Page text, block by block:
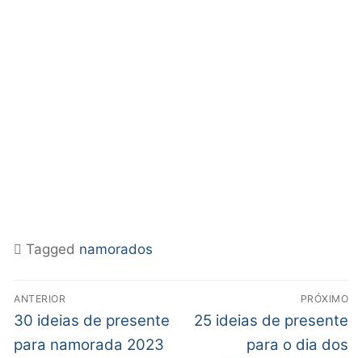
Tagged namorados
ANTERIOR
30 ideias de presente
para namorada 2023
PRÓXIMO
25 ideias de presente
para o dia dos